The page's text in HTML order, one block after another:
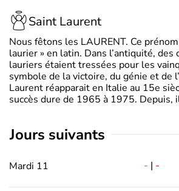
Saint Laurent
Nous fêtons les LAURENT. Ce
laurier » en latin. Dans l’antiquité, des
lauriers étaient tressées pour les
symbole de la victoire, du génie et de
Laurent réapparait en Italie au 15e
succès dure de 1965 à 1975. Depuis,
jours suivants
Mardi 11 - | -